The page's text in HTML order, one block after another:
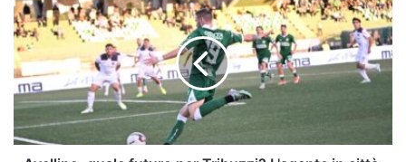
quale
futuro
per
Tribuzzi?
L'agente
in
città,
si